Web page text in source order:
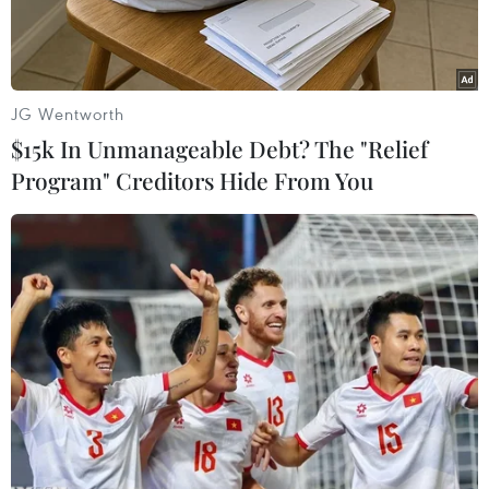
120km/h.
Phương tiện lưu thông trên tuyến cao tốc Nội Bài-Lào Cai. (Ảnh:
PV/Vietnam+)
Sáng 20/9, đại diện Cục Cảnh sát giao thông (Bộ
Công an) cho biết vừa có văn bản đề nghị Cục
Đường bộ Việt Nam tiếp tục phân làn, phân
luồng phương tiện trên 8 đoạn tuyến cao tốc 4
JG Wentworth
$15k In Unmanageable Debt? The "Relief
Program" Creditors Hide From You